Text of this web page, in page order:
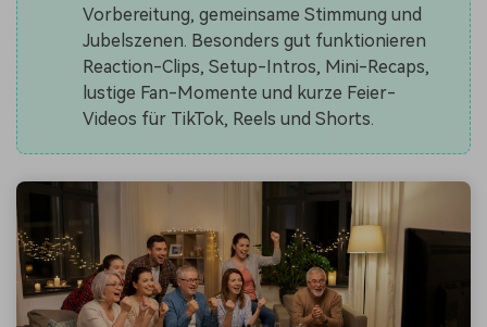
Vorbereitung, gemeinsame Stimmung und
Jubelszenen. Besonders gut funktionieren
Reaction-Clips, Setup-Intros, Mini-Recaps,
lustige Fan-Momente und kurze Feier-
Videos für TikTok, Reels und Shorts.